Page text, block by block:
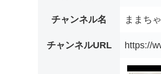
チャンネル名 ままち
チャンネルURL https://